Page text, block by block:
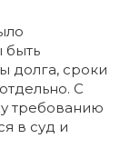
быть
долга, сроки
С
требованию
в суд и